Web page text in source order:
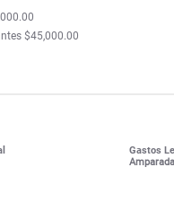
$45,000.00
Gastos
Amparada